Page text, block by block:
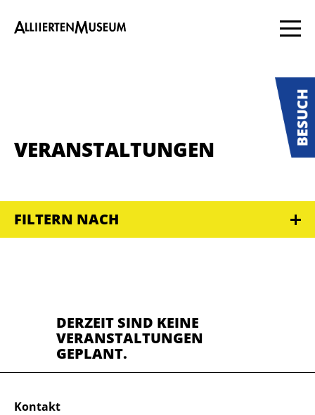
VERANSTALTUNGEN
FILTERN NACH
DERZEIT SIND KEINE
VERANSTALTUNGEN
GEPLANT.
Kontakt